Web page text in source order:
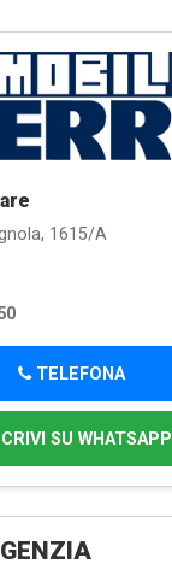
1615/A
TELEFONA
SU WHATSAPP